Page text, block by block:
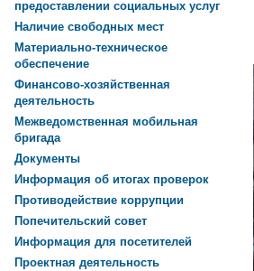
предоставлении социальных услуг
Наличие свободных мест
Материально-техническое
обеспечение
Финансово-хозяйственная
деятельность
Межведомственная мобильная
бригада
Документы
Информация об итогах проверок
Противодействие коррупции
Попечительский совет
Информация для посетителей
Проектная деятельность